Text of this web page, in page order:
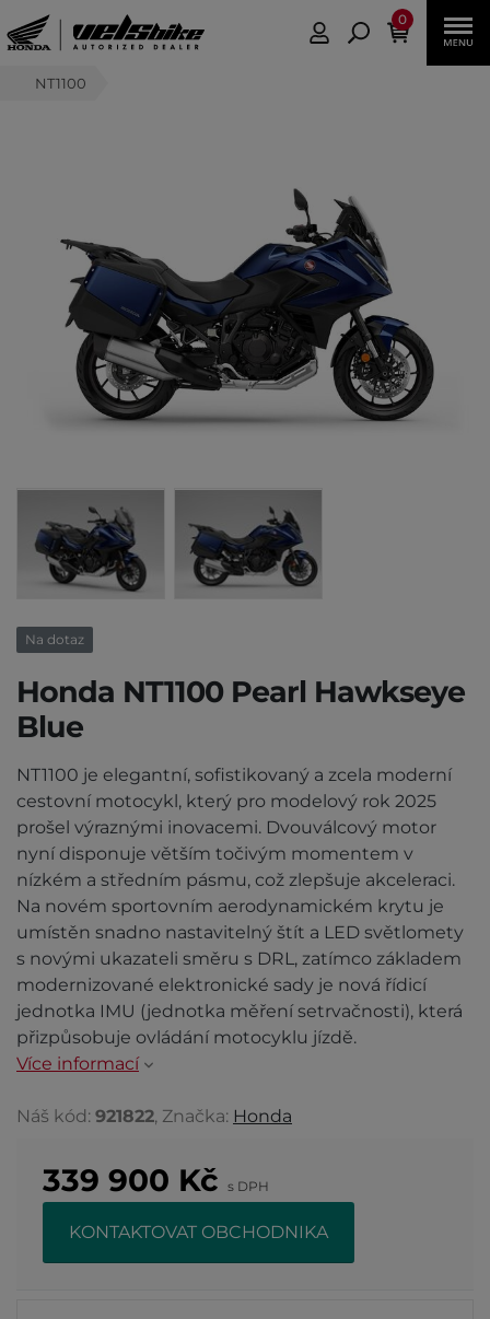
0
NT1100
Na dotaz
Honda NT1100 Pearl Hawkseye
Blue
NT1100 je elegantní, sofistikovaný a zcela moderní
cestovní motocykl, který pro modelový rok 2025
prošel výraznými inovacemi. Dvouválcový motor
nyní disponuje větším točivým momentem v
nízkém a středním pásmu, což zlepšuje akceleraci.
Na novém sportovním aerodynamickém krytu je
umístěn snadno nastavitelný štít a LED světlomety
s novými ukazateli směru s DRL, zatímco základem
modernizované elektronické sady je nová řídicí
jednotka IMU (jednotka měření setrvačnosti), která
přizpůsobuje ovládání motocyklu jízdě.
Více informací
Náš kód: 921822, Značka: Honda
339 900 Kč s DPH
KONTAKTOVAT OBCHODNIKA